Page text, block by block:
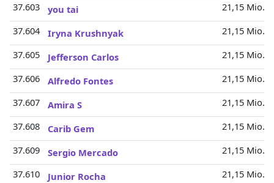
37.603
you tai
21,15 Mio.
37.604
Iryna Krushnyak
21,15 Mio.
37.605
Jefferson Carlos
21,15 Mio.
37.606
Alfredo Fontes
21,15 Mio.
37.607
Amira S
21,15 Mio.
37.608
Carib Gem
21,15 Mio.
37.609
Sergio Mercado
21,15 Mio.
37.610
Junior Rocha
21,15 Mio.